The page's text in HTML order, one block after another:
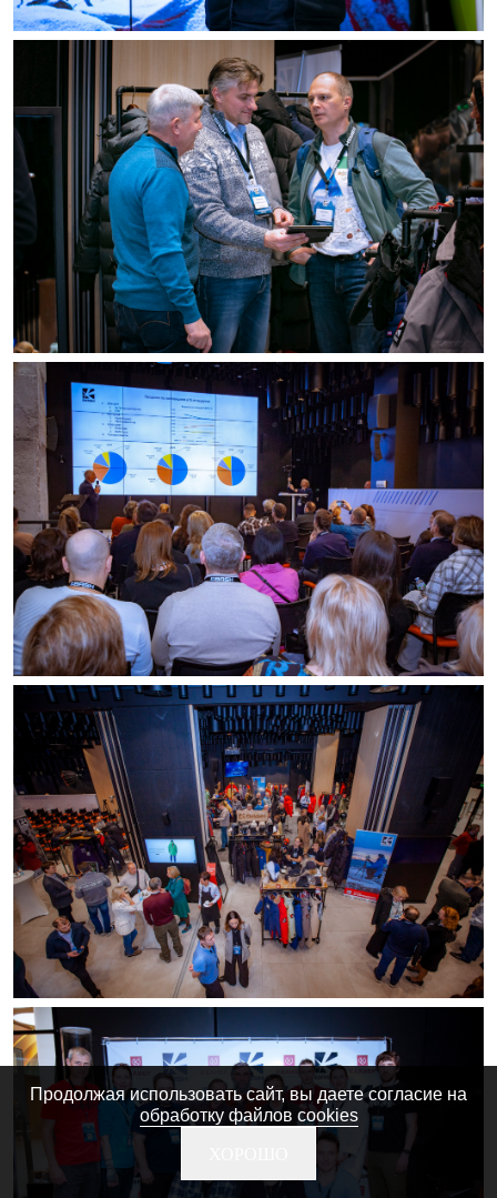
Продолжая использовать сайт, вы даете согласие на
обработку файлов cookies